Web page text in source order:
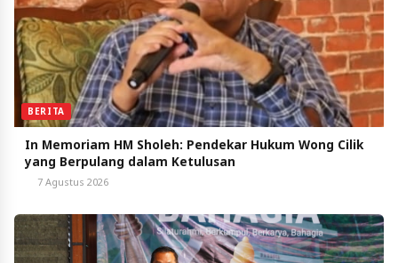
BERITA
In Memoriam HM Sholeh: Pendekar Hukum Wong Cilik
yang Berpulang dalam Ketulusan
7 Agustus 2026